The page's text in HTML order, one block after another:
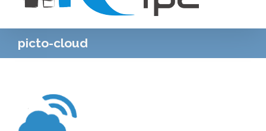
picto-cloud